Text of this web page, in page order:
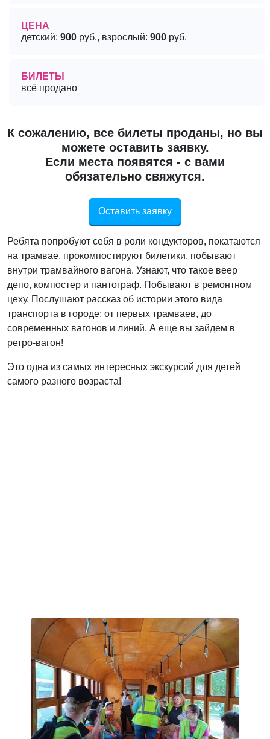
ЦЕНА
детский: 900 руб., взрослый: 900 руб.
БИЛЕТЫ
всё продано
К сожалению, все билеты проданы, но вы
можете оставить заявку.
Если места появятся - с вами
обязательно свяжутся.
Оставить заявку
Ребята попробуют себя в роли кондукторов, покатаются
на трамвае, прокомпостируют билетики, побывают
внутри трамвайного вагона. Узнают, что такое веер
депо, компостер и пантограф. Побывают в ремонтном
цеху. Послушают рассказ об истории этого вида
транспорта в городе: от первых трамваев, до
современных вагонов и линий. А еще вы зайдем в
ретро-вагон!
Это одна из самых интересных экскурсий для детей
самого разного возраста!